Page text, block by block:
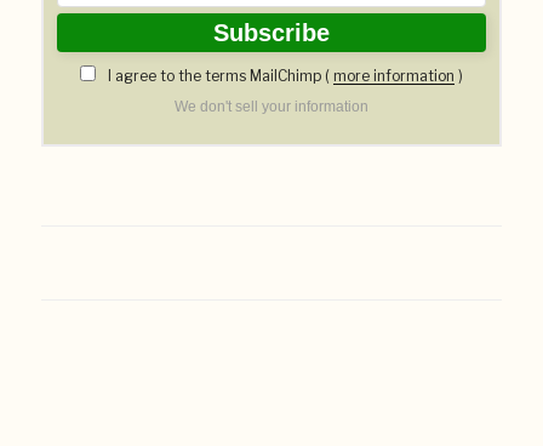
I agree to the terms MailChimp ( more information )
We don't sell your information